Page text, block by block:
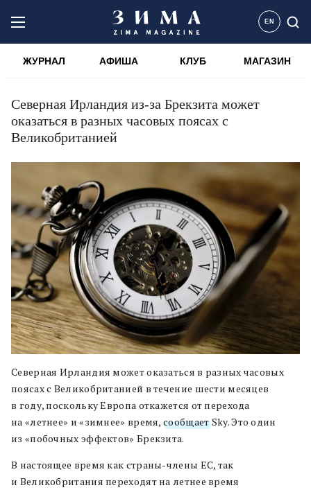
EN
ЖУРНАЛ АФИША КЛУБ МАГАЗИН
Северная Ирландия из-за Брекзита может
оказаться в разных часовых поясах с
Великобританией
Северная Ирландия может оказаться в разных часовых
поясах с Великобританией в течение шести месяцев
в году, поскольку Европа откажется от перехода
на «летнее» и «зимнее» время,сообщаетSky. Это один
из «побочных эффектов» Брекзита.
В настоящее время как страны-члены ЕС, так
и Великобритания переходят на летнее время